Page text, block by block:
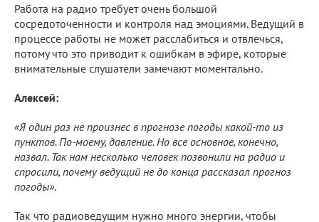
Работа на радио требует очень большой
сосредоточенности и контроля над эмоциями. Ведущий в
процессе работы не может расслабиться и отвлечься,
потому что это приводит к ошибкам в эфире, которые
внимательные слушатели замечают моментально.
Алексей:
«Я один раз не произнес в прогнозе погоды какой-то из
пунктов. По-моему, давление. Но все основное, конечно,
назвал. Так нам несколько человек позвонили на радио и
спросили, почему ведущий не до конца рассказал прогноз
погоды».
Так что радиоведущим нужно много энергии, чтобы